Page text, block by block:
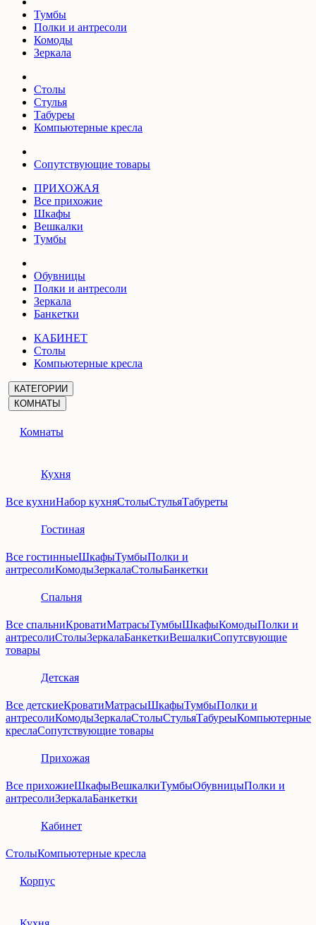
Тумбы
Полки и антресоли
Комоды
Зеркала
Столы
Стулья
Табуреы
Компьютерные кресла
Сопутствующие товары
ПРИХОЖАЯ
Все прихожие
Шкафы
Вешкалки
Тумбы
Обувницы
Полки и антресоли
Зеркала
Банкетки
КАБИНЕТ
Столы
Компьютерные кресла
КАТЕГОРИИ
КОМНАТЫ
Комнаты
Кухня
Все кухниНабор кухняСтолыСтульяТабуреты
Гостиная
Все гостинныеШкафыТумбыПолки и
антресолиКомодыЗеркалаСтолыБанкетки
Спальня
Все спальниКроватиМатрасыТумбыШкафыКомодыПолки и
антресолиСтолыЗеркалаБанкеткиВешалкиСопутсвующие
товары
Детская
Все детскиеКроватиМатрасыШкафыТумбыПолки и
антресолиКомодыЗеркалаСтолыСтульяТабуреыКомпьютерные
креслаСопутствующие товары
Прихожая
Все прихожиеШкафыВешкалкиТумбыОбувницыПолки и
антресолиЗеркалаБанкетки
Кабинет
СтолыКомпьютерные кресла
Корпус